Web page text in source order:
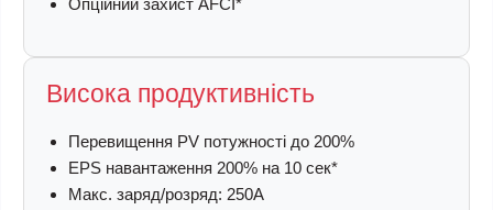
Опційний захист AFCI*
Висока продуктивність
Перевищення PV потужності до 200%
EPS навантаження 200% на 10 сек*
Макс. заряд/розряд: 250A